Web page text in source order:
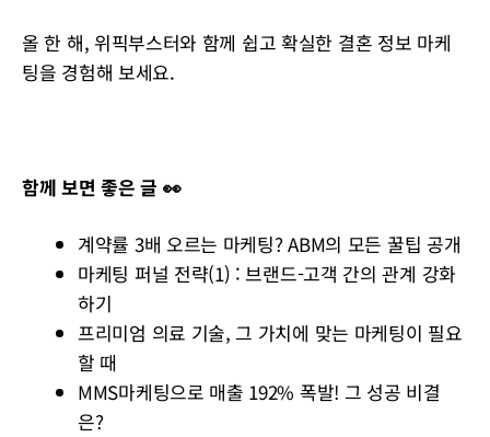
올 한 해, 위픽부스터와 함께 쉽고 확실한 결혼 정보 마케
팅을 경험해 보세요.
함께 보면 좋은 글 👀
계약률 3배 오르는 마케팅? ABM의 모든 꿀팁 공개
마케팅 퍼널 전략(1) : 브랜드-고객 간의 관계 강화
하기
프리미엄 의료 기술, 그 가치에 맞는 마케팅이 필요
할 때
MMS마케팅으로 매출 192% 폭발! 그 성공 비결
은?